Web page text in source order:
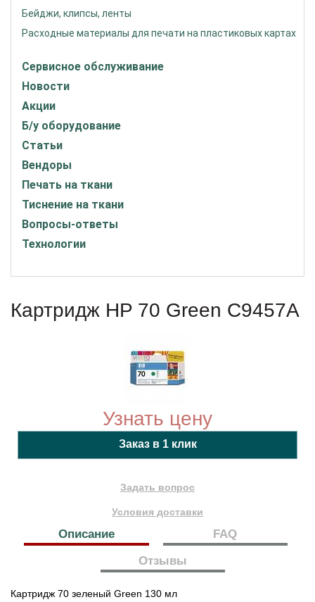
Бейджи, клипсы, ленты
Расходные материалы для печати на пластиковых картах
Сервисное обслуживание
Новости
Акции
Б/у оборудование
Статьи
Вендоры
Печать на ткани
Тиснение на ткани
Вопросы-ответы
Технологии
Картридж HP 70 Green C9457A
Узнать цену
Задать вопрос
Условия доставки
Описание
FAQ
Отзывы
Картридж 70 зеленый Green 130 мл